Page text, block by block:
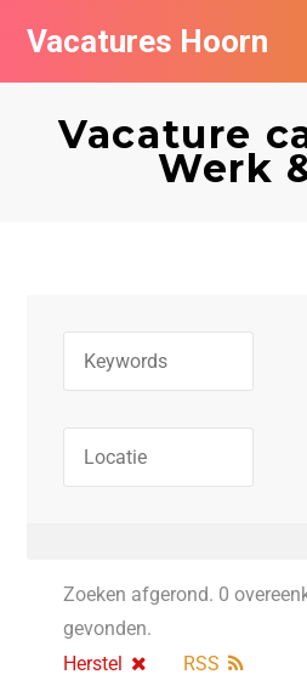
Vacatures Hoorn
Vacature
Werk
Zoeken afgerond. 0
gevonden.
Herstel
RSS
Vacatures per bedrijf in Hoorn